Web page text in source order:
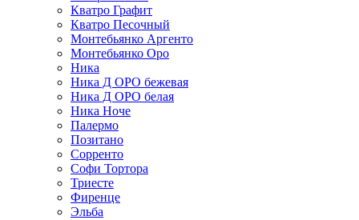
Кватро Графит
Кватро Песочный
Монтебьянко Аргенто
Монтебьянко Оро
Ника
Ника Д ОРО бежевая
Ника Д ОРО белая
Ника Ноче
Палермо
Позитано
Сорренто
Софи Тортора
Триесте
Фиренце
Эльба